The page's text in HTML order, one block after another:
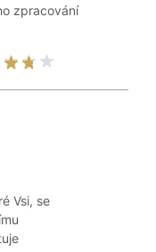
zpracování
Vsi, se